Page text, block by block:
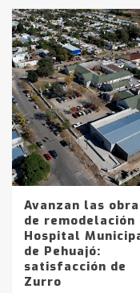
Avanzan las
de remodelación
Hospital
de Pehuajó:
satisfacción de
Zurro
3
en la
4
joven